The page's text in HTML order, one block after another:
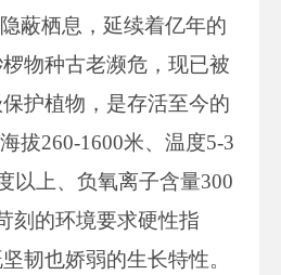
蔽栖息，延续着亿年的
物种古老濒危，现已被
护植物，是存活至今的
拔260-1600米、温度5-3
以上、负氧离子含量300
刻的环境要求硬性指
韧也娇弱的生长特性。